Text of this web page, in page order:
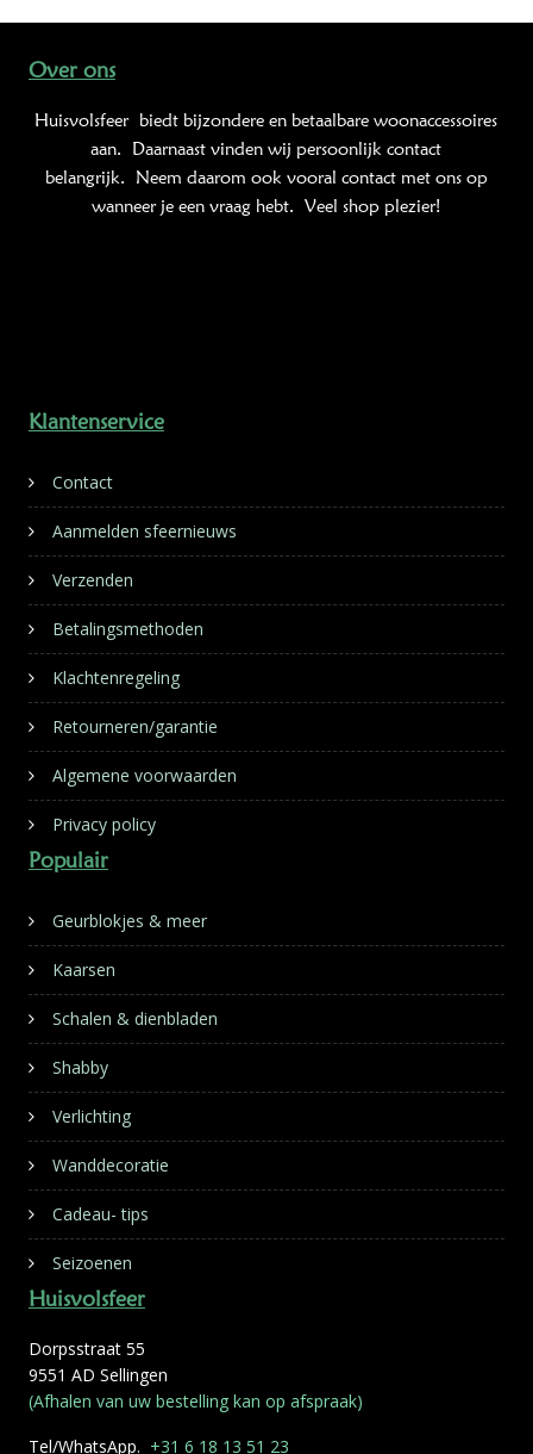
Over ons
Huisvolsfeer biedt bijzondere en betaalbare woonaccessoires
aan. Daarnaast vinden wij persoonlijk contact
belangrijk. Neem daarom ook vooral contact met ons op
wanneer je een vraag hebt. Veel shop plezier!
Klantenservice
Contact
Aanmelden sfeernieuws
Verzenden
Betalingsmethoden
Klachtenregeling
Retourneren/garantie
Algemene voorwaarden
Privacy policy
Populair
Geurblokjes & meer
Kaarsen
Schalen & dienbladen
Shabby
Verlichting
Wanddecoratie
Cadeau- tips
Seizoenen
Huisvolsfeer
Dorpsstraat 55
9551 AD Sellingen
(Afhalen van uw bestelling kan op afspraak)
Tel/WhatsApp. +31 6 18 13 51 23